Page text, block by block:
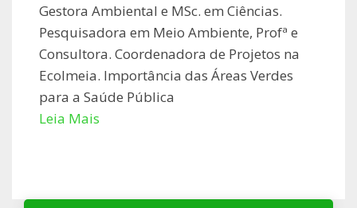
Gestora Ambiental e MSc. em Ciências.
Pesquisadora em Meio Ambiente, Profª e
Consultora. Coordenadora de Projetos na
Ecolmeia. Importância das Áreas Verdes
para a Saúde Pública
Leia Mais